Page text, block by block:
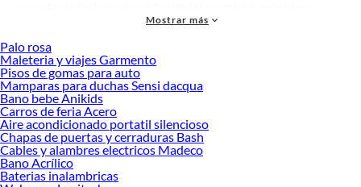
accesorios de calidad que te ayudarán a crear un espacio más tú.
Desde remodelaciones hasta proyectos de decoración, estamos aquí para hacer
tus ideas realidad. ¡Visítanos y encuentra todo lo que tenemos para ofrecerte en
Muebles!
Explora la variedad de productos de Muebles en Sodimac
Herramientas, materiales y accesorios de calidad para tus proyectos y
renovación de espacios. ¡Visítanos y descubre todo lo que tenemos para
ofrecerte!
Encuentra una amplia variedad de productos de Muebles en Sodimac.
Mostrar más
Palo rosa
Maleteria y viajes Garmento
Pisos de gomas para auto
Mamparas para duchas Sensi dacqua
Bano bebe Anikids
Carros de feria Acero
Aire acondicionado portatil silencioso
Chapas de puertas y cerraduras Bash
Cables y alambres electricos Madeco
Bano Acrílico
Baterias inalambricas